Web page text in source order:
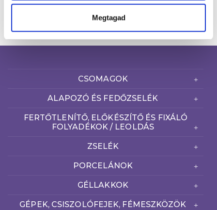
Megtagad
Adatkezelési Tájékoztatószerinti megfelelő
tájékoztatás birtokában teszem meg.
CSOMAGOK
ALAPOZÓ ÉS FEDŐZSELÉK
FERTŐTLENÍTŐ, ELŐKÉSZÍTŐ ÉS FIXÁLÓ
FOLYADÉKOK / LEOLDÁS
ZSELÉK
PORCELÁNOK
GÉLLAKKOK
GÉPEK, CSISZOLÓFEJEK, FÉMESZKÖZÖK